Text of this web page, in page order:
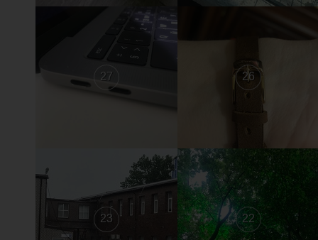
27 26
23 22